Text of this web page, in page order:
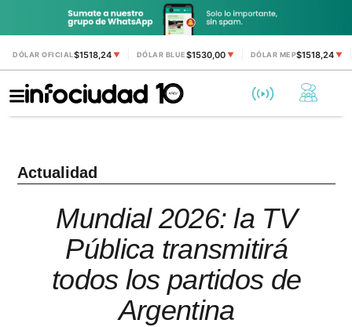
DÓLAR OFICIAL$1518,24 ▼ DÓLAR BLUE$1530,00 ▼ DÓLAR MEP$1518,24▼
Actualidad
Mundial 2026: la TV
Pública transmitirá
todos los partidos de
Argentina